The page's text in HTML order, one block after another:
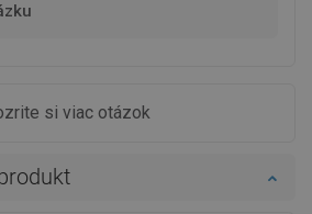
si viac otázok